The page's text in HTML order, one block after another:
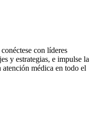
con líderes
y estrategias, e impulse la
médica en todo el